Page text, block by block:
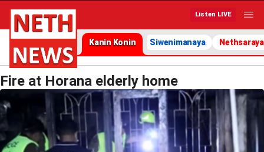
Listen LIVE
Kanin Konin Siwenimanaya Nethsaraya
Fire at Horana elderly home